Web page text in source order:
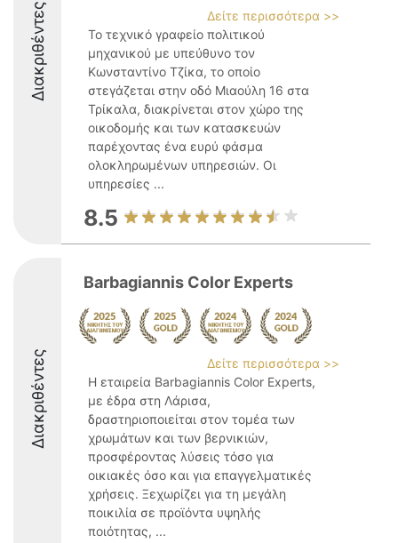
Διακριθέντες
Δείτε περισσότερα >>
Το τεχνικό γραφείο πολιτικού
μηχανικού με υπεύθυνο τον
Κωνσταντίνο Τζίκα, το οποίο
στεγάζεται στην οδό Μιαούλη 16 στα
Τρίκαλα, διακρίνεται στον χώρο της
οικοδομής και των κατασκευών
παρέχοντας ένα ευρύ φάσμα
ολοκληρωμένων υπηρεσιών. Οι
υπηρεσίες ...
8.5
Διακριθέντες
Barbagiannis Color Experts
Δείτε περισσότερα >>
Η εταιρεία Barbagiannis Color Experts,
με έδρα στη Λάρισα,
δραστηριοποιείται στον τομέα των
χρωμάτων και των βερνικιών,
προσφέροντας λύσεις τόσο για
οικιακές όσο και για επαγγελματικές
χρήσεις. Ξεχωρίζει για τη μεγάλη
ποικιλία σε προϊόντα υψηλής
ποιότητας, ...